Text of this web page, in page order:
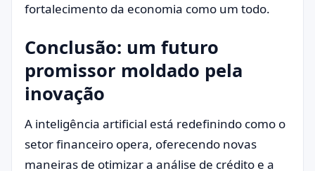
fortalecimento da economia como um todo.
Conclusão: um futuro
promissor moldado pela
inovação
A inteligência artificial está redefinindo como o
setor financeiro opera, oferecendo novas
maneiras de otimizar a análise de crédito e a